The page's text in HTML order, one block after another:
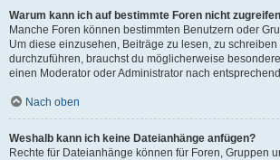
Warum kann ich auf bestimmte Foren nicht
Manche Foren können bestimmten Benutzern oder
Um diese einzusehen, Beiträge zu lesen, zu
durchzuführen, brauchst du möglicherweise
einen Moderator oder Administrator nach
Nach oben
Weshalb kann ich keine Dateianhänge anfügen?
Rechte für Dateianhänge können für Foren, Gruppen